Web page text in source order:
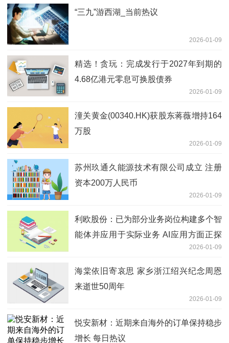
“三九”游西湖_当前热议
2026-01-09
精选！贪玩：完成发行于2027年到期的
4.68亿港元零息可换股债券
2026-01-09
潼关黄金(00340.HK)获股东蒋薇增持164
万股
2026-01-09
苏州玖通久能源技术有限公司成立 注册
资本200万人民币
2026-01-09
利欧股份：已为部分业务岗位构建多个智
能体并应用于实际业务 AI应用方面正探
索将相关能力延伸至AI漫剧这一新赛道
2026-01-09
海棠依旧寄哀思 家乡浙江绍兴纪念周恩
来逝世50周年
2026-01-09
悦安新材：近期来自海外的订单保持稳步
增长 每日热议